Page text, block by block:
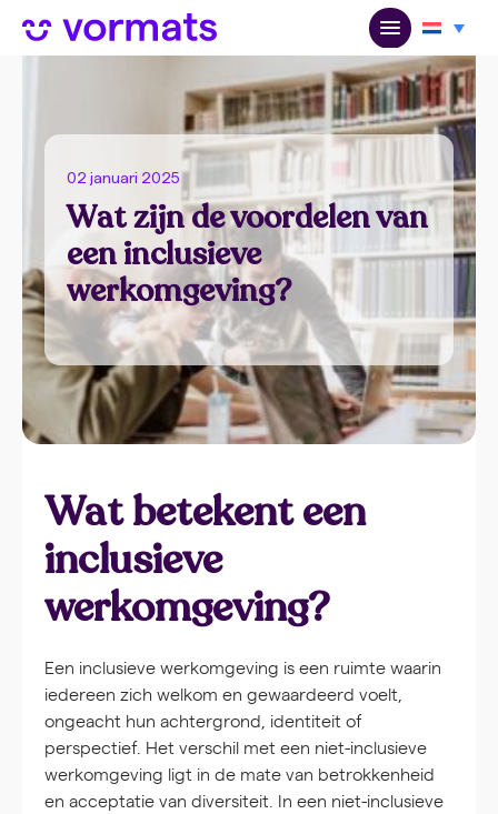
02 januari 2025
Wat zijn de voordelen van
een inclusieve
werkomgeving?
Wat betekent een
inclusieve
werkomgeving?
Een inclusieve werkomgeving is een ruimte waarin
iedereen zich welkom en gewaardeerd voelt,
ongeacht hun achtergrond, identiteit of
perspectief. Het verschil met een niet-inclusieve
werkomgeving ligt in de mate van betrokkenheid
en acceptatie van diversiteit. In een niet-inclusieve